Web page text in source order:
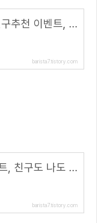
앱테크, 하나멤버스 친구추천 이벤트, 최대 7천 하나머니!( 추천코드 : AIXYD51BC )
barista7.tistory.com
프레딧 친구추천 이벤트, 친구도 나도 5,000원 적립금 받자!( 추천코드 : winhunt )
barista7.tistory.com